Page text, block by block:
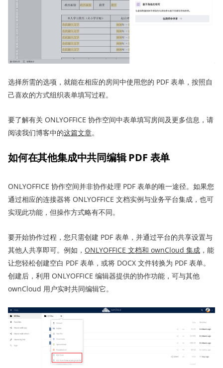
选择所需的选项，就能在相应的房间中使用您的 PDF 表单，按照自
己喜欢的方式组织表单填写过程。
要了解有关 ONLYOFFICE 协作空间中表单填写房间及更多信息，请
阅读我们博客中的这篇文章。
如何在其他集成中共同编辑 PDF 表单
ONLYOFFICE 协作空间并非协作处理 PDF 表单的唯一途径。如果您
通过相应的连接器将 ONLYOFFICE 文档实例与业务平台集成，也可
实现此功能，但操作方式略有不同。
要开始协作过程，您只需创建 PDF 表单，并通过平台的共享设置与
其他人共享即可。例如， ONLYOFFICE 文档和 ownCloud 集成 ，能
让您轻松创建空白 PDF 表单，或将 DOCX 文件转换为 PDF 表单。
创建后，利用 ONLYOFFICE 编辑器提供的协作功能，可与其他
ownCloud 用户实时共同编辑它。